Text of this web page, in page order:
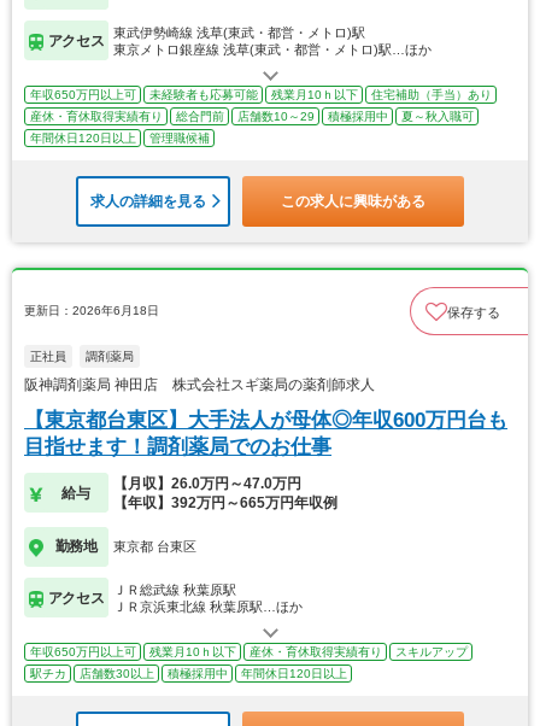
アクセス
東武伊勢崎線 浅草(東武・都営・メトロ)駅
東京メトロ銀座線 浅草(東武・都営・メトロ)駅…ほか
年収650万円以上可 未経験者も応募可能 残業月10ｈ以下
住宅補助（手当）あり
産休・育休取得実績有り
総合門前 店舗数10～29 積極採用中
夏～秋入職可
年間休日120日以上
管理職候補
求人の詳細を見る この求人に興味がある
更新日：2026年6月18日 保存する
正社員 調剤薬局
阪神調剤薬局 神田店 株式会社スギ薬局の薬剤師求人
【東京都台東区】大手法人が母体◎年収600万円台も
目指せます！調剤薬局でのお仕事
給与
【月収】26.0万円～47.0万円
【年収】392万円～665万円年収例
勤務地 東京都 台東区
アクセス
ＪＲ総武線 秋葉原駅
ＪＲ京浜東北線 秋葉原駅…ほか
年収650万円以上可 残業月10ｈ以下 産休・育休取得実績有り
スキルアップ
駅チカ
店舗数30以上 積極採用中 年間休日120日以上